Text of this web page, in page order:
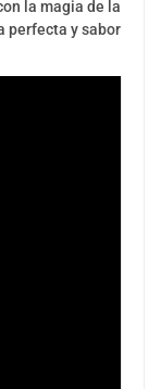
la magia de la
perfecta y sabor